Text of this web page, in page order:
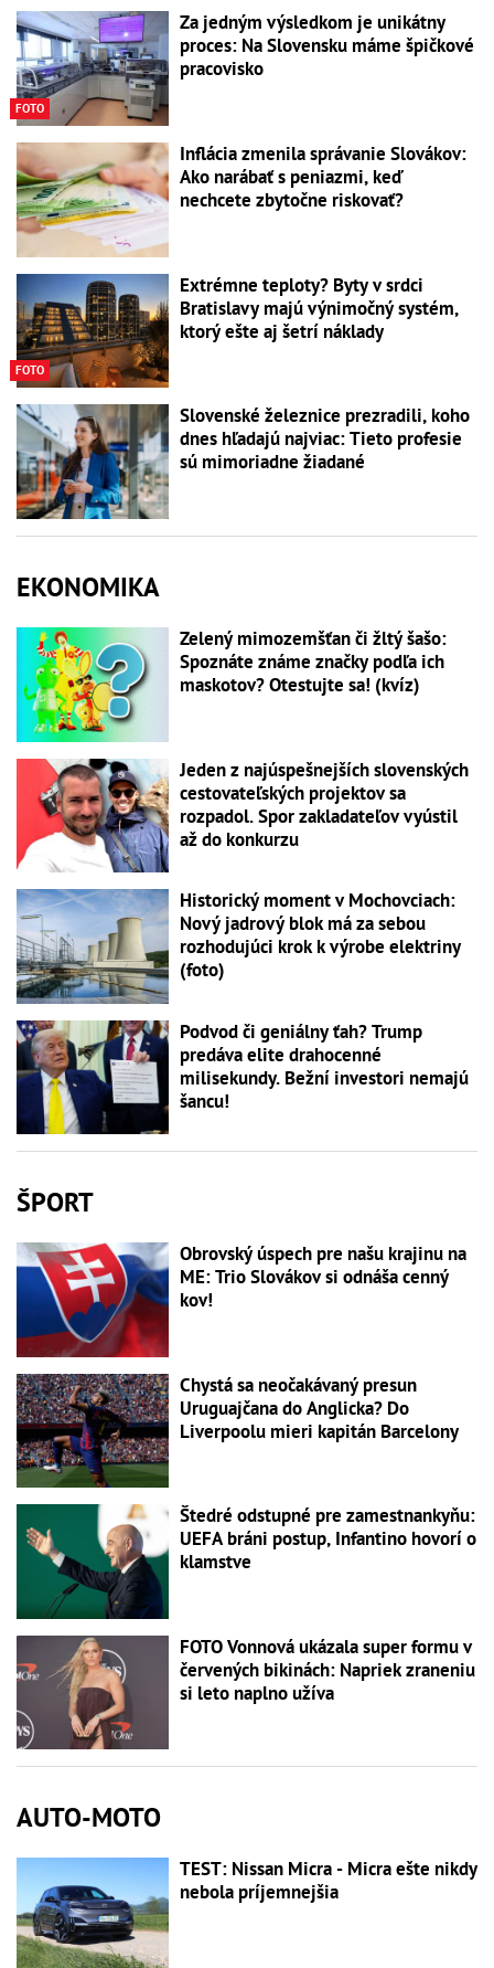
FOTO
Za jedným výsledkom je unikátny
proces: Na Slovensku máme špičkové
pracovisko
Inflácia zmenila správanie Slovákov:
Ako narábať s peniazmi, keď
nechcete zbytočne riskovať?
FOTO
Extrémne teploty? Byty v srdci
Bratislavy majú výnimočný systém,
ktorý ešte aj šetrí náklady
Slovenské železnice prezradili, koho
dnes hľadajú najviac: Tieto profesie
sú mimoriadne žiadané
EKONOMIKA
Zelený mimozemšťan či žltý šašo:
Spoznáte známe značky podľa ich
maskotov? Otestujte sa! (kvíz)
Jeden z najúspešnejších slovenských
cestovateľských projektov sa
rozpadol. Spor zakladateľov vyústil
až do konkurzu
Historický moment v Mochovciach:
Nový jadrový blok má za sebou
rozhodujúci krok k výrobe elektriny
(foto)
Podvod či geniálny ťah? Trump
predáva elite drahocenné
milisekundy. Bežní investori nemajú
šancu!
ŠPORT
Obrovský úspech pre našu krajinu na
ME: Trio Slovákov si odnáša cenný
kov!
Chystá sa neočakávaný presun
Uruguajčana do Anglicka? Do
Liverpoolu mieri kapitán Barcelony
Štedré odstupné pre zamestnankyňu:
UEFA bráni postup, Infantino hovorí o
klamstve
FOTO Vonnová ukázala super formu v
červených bikinách: Napriek zraneniu
si leto naplno užíva
AUTO-MOTO
TEST: Nissan Micra - Micra ešte nikdy
nebola príjemnejšia